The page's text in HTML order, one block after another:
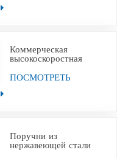
Коммерческая
высокоскоростная
сушилка для рук для
уборных
ПОСМОТРЕТЬ
Поручни из
нержавеющей стали
для инвалидов